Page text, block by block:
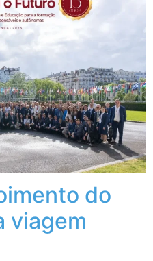
do
viagem